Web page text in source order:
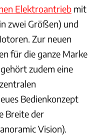
Elektroantrieb mit
zwei Größen) und
Zur neuen
für die ganze Marke
zudem eine
Bedienkonzept
Breite der
Vision).